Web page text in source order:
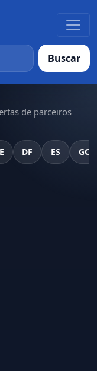
Buscar
de parceiros
DF ES GO